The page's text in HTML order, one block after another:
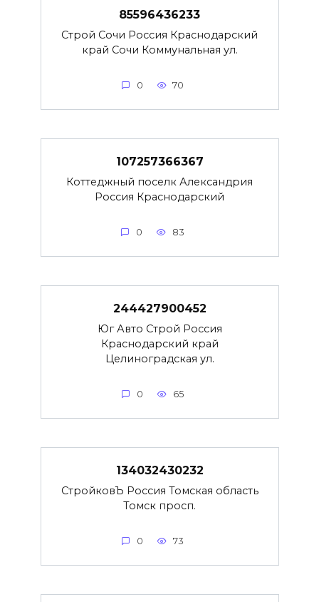
85596436233
Строй Сочи Россия Краснодарский
край Сочи Коммунальная ул.
0 70
107257366367
Коттеджный поселк Александрия
Россия Краснодарский
0 83
244427900452
Юг Авто Строй Россия
Краснодарский край
Целиноградская ул.
0 65
134032430232
СтройковЪ Россия Томская область
Томск просп.
0 73